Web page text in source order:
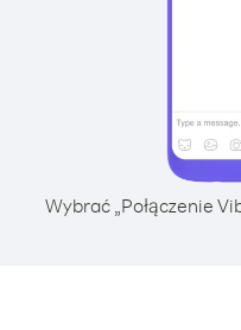
Wybrać „Połączenie